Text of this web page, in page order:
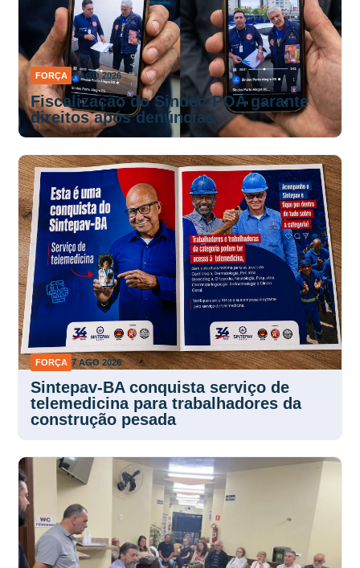
FORÇA 7 AGO 2026
Fiscalização do Sindec-POA garante
direitos após denúncias
FORÇA 7 AGO 2026
Sintepav-BA conquista serviço de
telemedicina para trabalhadores da
construção pesada